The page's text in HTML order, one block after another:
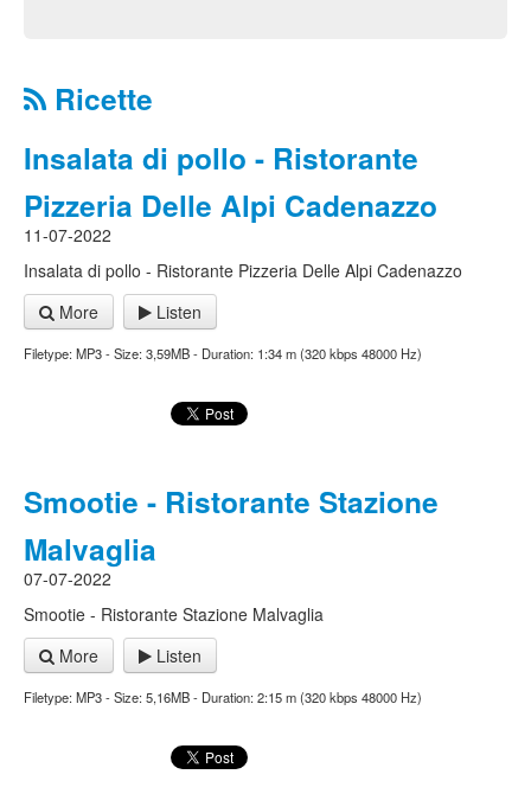
Ricette
Insalata di pollo - Ristorante
Pizzeria Delle Alpi Cadenazzo
11-07-2022
Insalata di pollo - Ristorante Pizzeria Delle Alpi Cadenazzo
More
Listen
Filetype: MP3 - Size: 3,59MB - Duration: 1:34 m (320 kbps 48000 Hz)
Smootie - Ristorante Stazione
Malvaglia
07-07-2022
Smootie - Ristorante Stazione Malvaglia
More
Listen
Filetype: MP3 - Size: 5,16MB - Duration: 2:15 m (320 kbps 48000 Hz)